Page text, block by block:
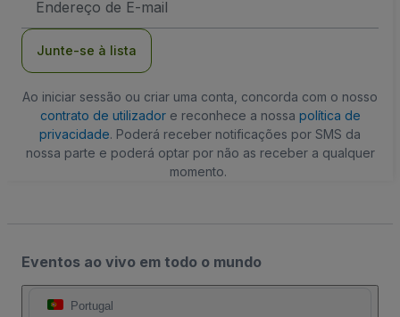
de
Junte-se à lista
Ao iniciar sessão ou criar uma conta, concorda com o nosso
contrato de utilizadore reconhece a nossa política de
privacidade. Poderá receber notificações por SMS da
nossa parte e poderá optar por não as receber a qualquer
momento.
Eventos ao vivo em todo o mundo
Portugal